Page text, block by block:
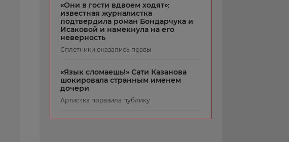
«Они в гости вдвоем ходят»:
известная журналистка
подтвердила роман Бондарчука и
Исаковой и намекнула на его
неверность
Сплетники оказались правы
«Язык сломаешь!» Сати Казанова
шокировала странным именем
дочери
Артистка поразила публику